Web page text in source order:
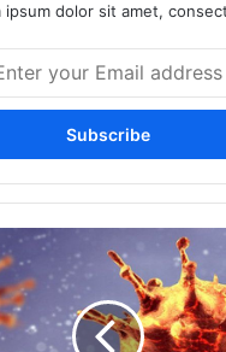
ipsum dolor sit amet,